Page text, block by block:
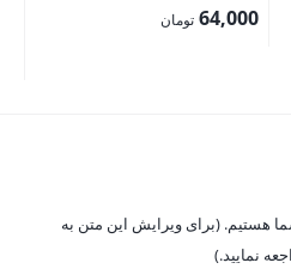
64,000 تومان
شما هستیم. (برای ویرایش این متن به
نمایید.)